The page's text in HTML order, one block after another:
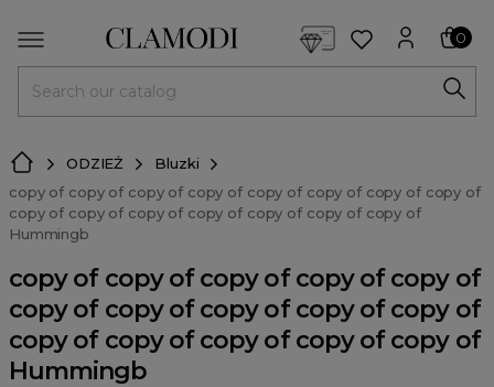
0
ODZIEŻ
Bluzki
copy of copy of copy of copy of copy of copy of copy of copy of
copy of copy of copy of copy of copy of copy of copy of
Hummingb
copy of copy of copy of copy of copy of
copy of copy of copy of copy of copy of
copy of copy of copy of copy of copy of
Hummingb